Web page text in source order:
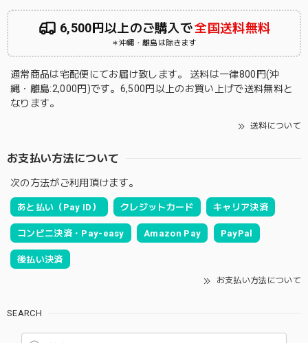
6,500円以上のご購入で全国送料無料
＊沖縄・離島は除きます
通常商品は宅配便にてお届け致します。 送料は一律800円(沖
縄・離島:2,000円)です。6,500円以上のお買い上げで送料無料と
なります。
送料について
お支払い方法について
次の方法がご利用頂けます。
あと払い（Pay ID） クレジットカード キャリア決済
コンビニ決済・Pay-easy Amazon Pay PayPal
後払い決済
お支払い方法について
SEARCH